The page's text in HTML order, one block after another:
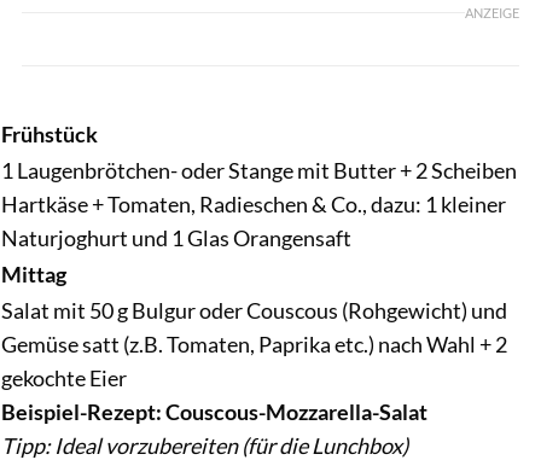
ANZEIGE
Frühstück
1 Laugenbrötchen- oder Stange mit Butter + 2 Scheiben
Hartkäse + Tomaten, Radieschen & Co., dazu: 1 kleiner
Naturjoghurt und 1 Glas Orangensaft
Mittag
Salat mit 50 g Bulgur oder Couscous (Rohgewicht) und
Gemüse satt (z.B. Tomaten, Paprika etc.) nach Wahl + 2
gekochte Eier
Beispiel-Rezept: Couscous-Mozzarella-Salat
Tipp: Ideal vorzubereiten (für die Lunchbox)